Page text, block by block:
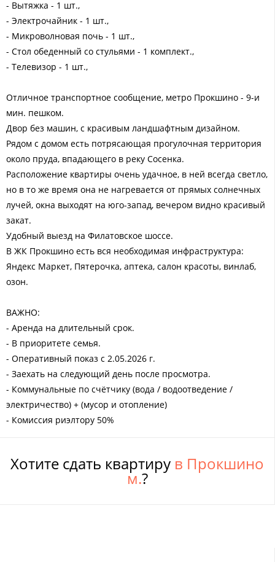
- Вытяжка - 1 шт.,
- Электрочайник - 1 шт.,
- Микроволновая почь - 1 шт.,
- Стол обеденный со стульями - 1 комплект.,
- Телевизор - 1 шт.,
Отличное транспортное сообщение, метро Прокшино - 9-и
мин. пешком.
Двор без машин, с красивым ландшафтным дизайном.
Рядом с домом есть потрясающая прогулочная территория
около пруда, впадающего в реку Сосенка.
Расположение квартиры очень удачное, в ней всегда светло,
но в то же время она не нагревается от прямых солнечных
лучей, окна выходят на юго-запад, вечером видно красивый
закат.
Удобный выезд на Филатовское шоссе.
В ЖК Прокшино есть вся необходимая инфраструктура:
Яндекс Маркет, Пятерочка, аптека, салон красоты, винлаб,
озон.
ВАЖНО:
- Аренда на длительный срок.
- В приоритете семья.
- Оперативный показ с 2.05.2026 г.
- Заехать на следующий день после просмотра.
- Коммунальные по счётчику (вода / водоотведение /
электричество) + (мусор и отопление)
- Комиссия риэлтору 50%
Хотите сдать квартиру в Прокшино
м.?